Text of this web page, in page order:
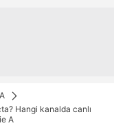
Hangi kanalda canlı
A